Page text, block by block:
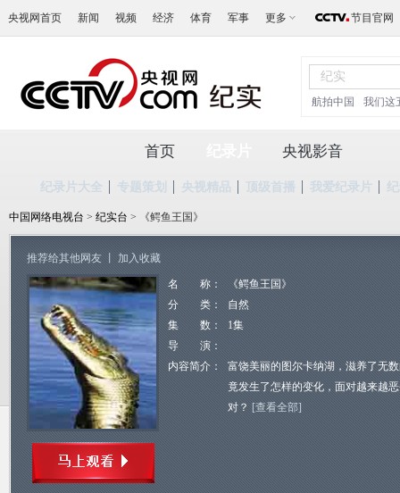
央视网首页 新闻 视频 经济 体育 军事 更多 节目官网
航拍中国 我们这
首页
纪录片大全 专题策划 央视精品 顶级首播 我爱纪录片
央视影音
中国网络电视台 > 纪实台 > 《鳄鱼王国》
推荐给其他网友 加入收藏
名 称：
《鳄鱼王国》
分 类：
自然
集 数：
1集
导 演：
内容简介：
富饶美丽的图尔卡纳湖，滋养了无
竟发生了怎样的变化，面对越来越
对？ [查看全部]